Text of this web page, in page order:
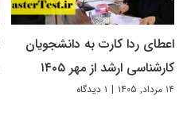
اعطای ردا کارت به دانشجویان
کارشناسی ارشد از مهر ۱۴۰۵
۱۴ مرداد, ۱۴۰۵ | ۱ دیدگاه